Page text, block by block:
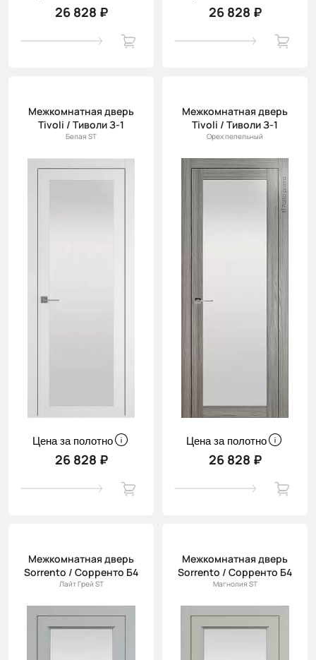
26 828 ₽ 26 828 ₽
Межкомнатная дверь
Tivoli / Тиволи З-1
Белая ST
Цена за полотно
26 828 ₽
Межкомнатная дверь
Tivoli / Тиволи З-1
Орех пепельный
Цена за полотно
26 828 ₽
Межкомнатная дверь
Sorrento / Сорренто Б4
Лайт Грей ST
Межкомнатная дверь
Sorrento / Сорренто Б4
Магнолия ST